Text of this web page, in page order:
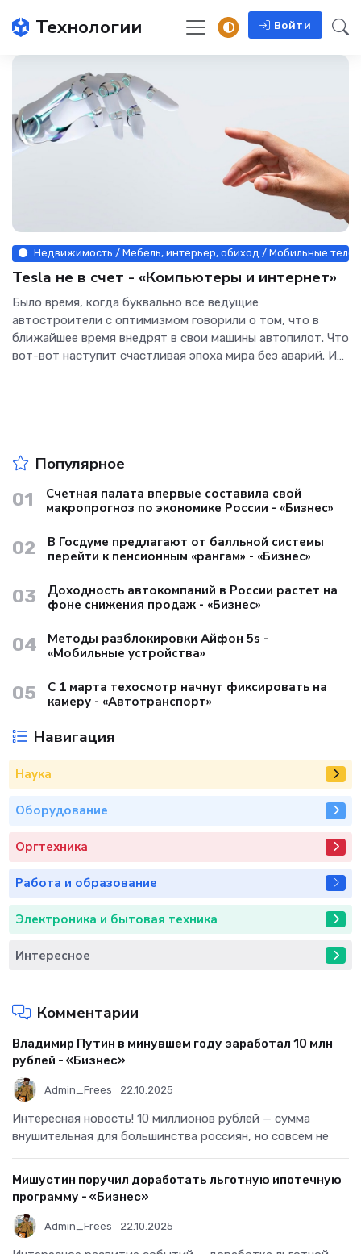
Технологии Войти
Недвижимость / Мебель, интерьер, обиход / Мобильные
Tesla не в счет - «Компьютеры и интернет»
Было время, когда буквально все ведущие
автостроители с оптимизмом говорили о том, что в
ближайшее время внедрят в свои машины автопилот. Что
вот-вот наступит счастливая эпоха мира без аварий. И
Популярное
01
Счетная палата впервые составила свой
макропрогноз по экономике России - «Бизнес»
02
В Госдуме предлагают от балльной системы
перейти к пенсионным «рангам» - «Бизнес»
03
Доходность автокомпаний в России растет на
фоне снижения продаж - «Бизнес»
04
Методы разблокировки Айфон 5s -
«Мобильные устройства»
05
С 1 марта техосмотр начнут фиксировать на
камеру - «Автотранспорт»
Навигация
Наука
Оборудование
Оргтехника
Работа и образование
Электроника и бытовая техника
Интересное
Комментарии
Владимир Путин в минувшем году заработал 10 млн
рублей - «Бизнес»
Admin_Frees 22.10.2025
Интересная новость! 10 миллионов рублей — сумма
внушительная для большинства россиян, но совсем не
Мишустин поручил доработать льготную ипотечную
программу - «Бизнес»
Admin_Frees 22.10.2025